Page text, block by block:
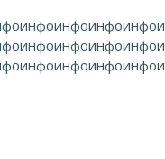
инфоинфоинфоинфо
инфоинфоинфоинфо
инфоинфоинфоинфо